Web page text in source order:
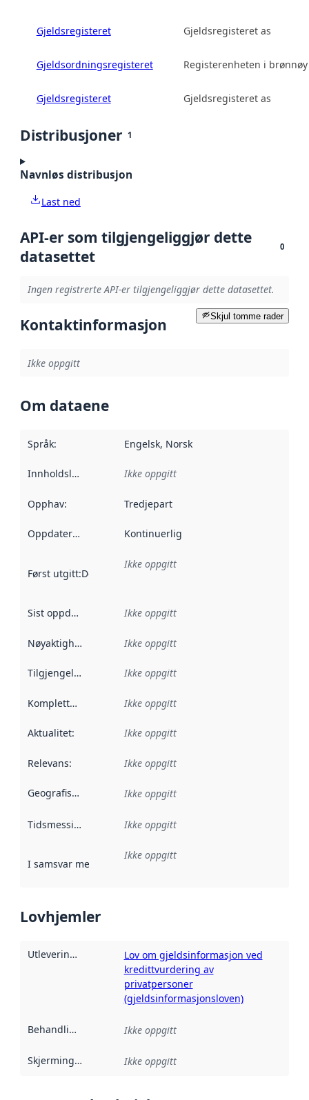
Gjeldsregisteret Gjeldsregisteret as
Gjeldsordningsregisteret Registerenheten i
Gjeldsregisteret Gjeldsregisteret as
Distribusjoner 1
Navnløs distribusjon
Last ned
API-er som tilgjengeliggjør dette
datasettet
0
Ingen registrerte API-er tilgjengeliggjør dette datasettet.
Skjul tomme rader
Kontaktinformasjon
Ikke oppgitt
Om dataene
Språk: Engelsk, Norsk
Innholdsleverandører :
Ikke oppgitt
Opphav: Tredjepart
Oppdateringsfrekvens :
Kontinuerlig
Først utgitt:Denne datoen sier når dataene i dette
Ikke oppgitt
Sist oppdatert Ikke oppgitt
Nøyaktighet Ikke oppgitt
Tilgjengelighet Ikke oppgitt
Kompletthet Ikke oppgitt
Aktualitet: Ikke oppgitt
Relevans: Ikke oppgitt
Geografisk avgrensning :
Ikke oppgitt
Tidsmessig avgrensning :
Ikke oppgitt
I samsvar med Referanse til en implementasjonsregel
Ikke oppgitt
Lovhjemler
Utleveringshjemmel
Lov om gjeldsinformasjon ved
kredittvurdering av
privatpersoner
(gjeldsinformasjonsloven)
Behandlingshjemmel :
Ikke oppgitt
Skjermingshjemmel Ikke oppgitt